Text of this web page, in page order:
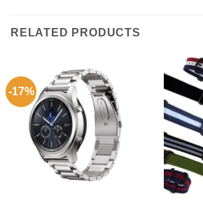
RELATED PRODUCTS
-17%